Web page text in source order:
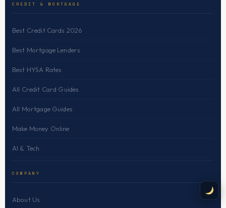
CREDIT & MORTGAGE
Best Credit Cards 2026
Best Mortgage Lenders
Best HYSA Rates
All Credit Card Guides
All Mortgage Guides
Make Money Online
AI & Tech
COMPANY
About Us